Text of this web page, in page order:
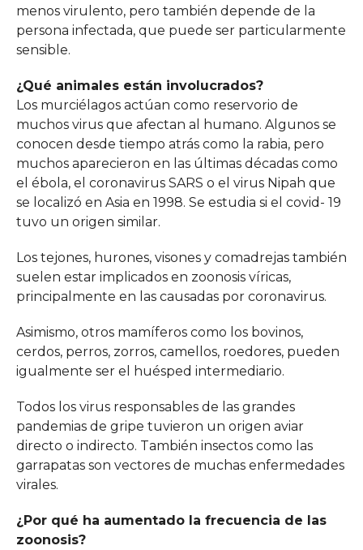
menos virulento, pero también depende de la
persona infectada, que puede ser particularmente
sensible.
¿Qué animales están involucrados?
Los murciélagos actúan como reservorio de
muchos virus que afectan al humano. Algunos se
conocen desde tiempo atrás como la rabia, pero
muchos aparecieron en las últimas décadas como
el ébola, el coronavirus SARS o el virus Nipah que
se localizó en Asia en 1998. Se estudia si el covid- 19
tuvo un origen similar.
Los tejones, hurones, visones y comadrejas también
suelen estar implicados en zoonosis víricas,
principalmente en las causadas por coronavirus.
Asimismo, otros mamíferos como los bovinos,
cerdos, perros, zorros, camellos, roedores, pueden
igualmente ser el huésped intermediario.
Todos los virus responsables de las grandes
pandemias de gripe tuvieron un origen aviar
directo o indirecto. También insectos como las
garrapatas son vectores de muchas enfermedades
virales.
¿Por qué ha aumentado la frecuencia de las
zoonosis?